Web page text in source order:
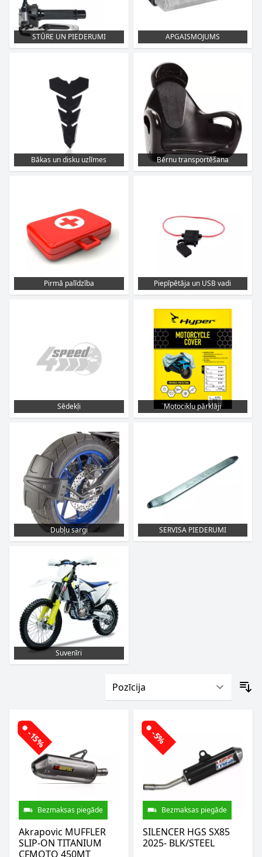
STŪRE UN PIEDERUMI APGAISMOJUMS
Bākas un disku uzlīmes Bērnu transportēšana
Pirmā palīdzība Piepīpētāja un USB vadi
Sēdekļi Motociklu pārklāji
Dubļu sargi SERVISA PIEDERUMI
Suvenīri
-15%
Bezmaksas piegāde
Akrapovic MUFFLER
SLIP-ON TITANIUM
CFMOTO 450MT
-5%
Bezmaksas piegāde
SILENCER HGS SX85
2025- BLK/STEEL